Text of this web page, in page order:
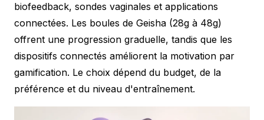
biofeedback, sondes vaginales et applications
connectées. Les boules de Geisha (28g à 48g)
offrent une progression graduelle, tandis que les
dispositifs connectés améliorent la motivation par
gamification. Le choix dépend du budget, de la
préférence et du niveau d'entraînement.